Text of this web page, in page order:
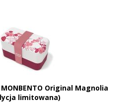
Original Magnolia
limitowana)